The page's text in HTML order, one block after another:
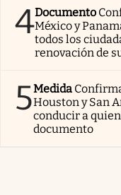
4Documento
México y
todos los
renovación de
5Medida
Houston y San
conducir a
documento